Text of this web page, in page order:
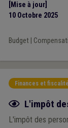
[Mise à jour]
10 Octobre 2025
Budget|
Finances et fiscalité
Fiche focus
L'impôt
L'impôt des